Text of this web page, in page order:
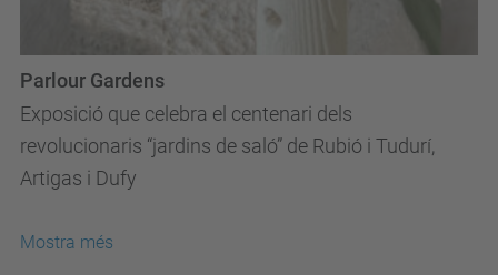
Exposició que celebra el centenari dels
revolucionaris “jardins de saló” de Rubió i Tudurí,
Artigas i Dufy
Parlour Gardens
Mostra més